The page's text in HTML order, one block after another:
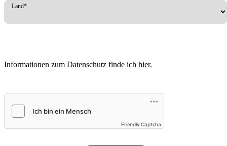
Land*
Informationen zum Datenschutz finde ich hier.
Friendly Captcha